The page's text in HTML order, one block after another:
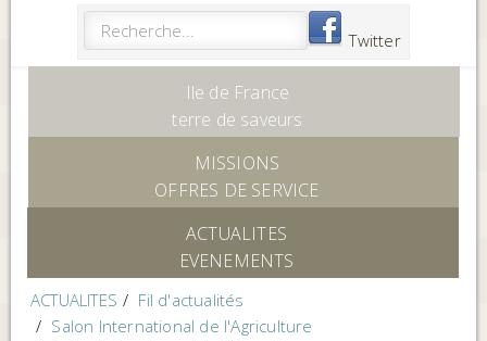
Twitter
Ile de France
terre de saveurs
MISSIONS
OFFRES DE SERVICE
ACTUALITES
EVENEMENTS
ACTUALITES
Fil d'actualités
Salon International de l'Agriculture